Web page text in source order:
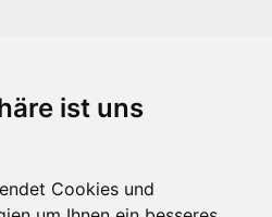
ist uns
Cookies und
NOT - Österreich